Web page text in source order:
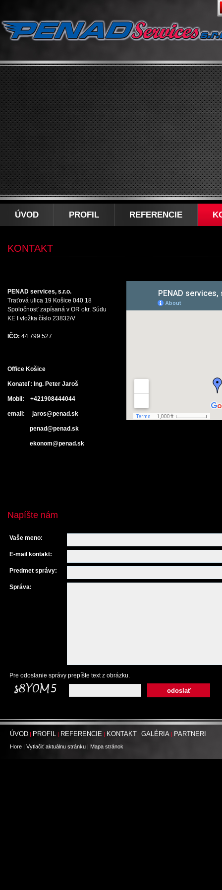
ÚVOD PROFIL REFERENCIE
KONTAKT
PENAD services, s.r.o.
Traťová ulica 19 Košice 040 18
Spoločnosť zapísaná v OR okr. Súdu
KE I vložka číslo 23832/V
IČO: 44 799 527
Office Košice
Konateľ: Ing. Peter Jaroš
Mobil: +421908444044
email: jaros@penad.sk
penad@penad.sk
ekonom@penad.sk
Napíšte nám
Vaše meno:
E-mail kontakt:
Predmet správy:
Správa:
Pre odoslanie správy prepíšte text z obrázku.
ÚVOD | PROFIL | REFERENCIE | KONTAKT | GALÉRIA | PARTNERI
Hore | Vytlačiť aktuálnu stránku | Mapa stránok